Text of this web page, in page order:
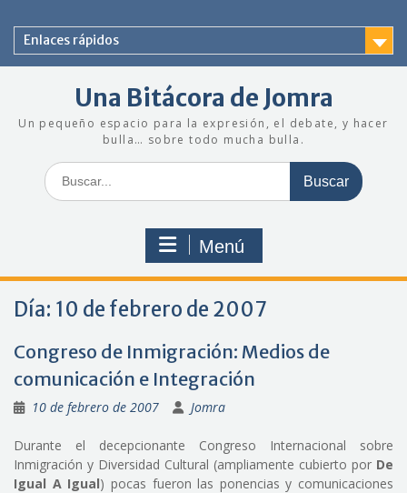
contenido
Enlaces rápidos
Una Bitácora de Jomra
Un pequeño espacio para la expresión, el debate, y hacer
bulla… sobre todo mucha bulla.
Buscar:
Menú
Día: 10 de febrero de 2007
Congreso de Inmigración: Medios de
comunicación e Integración
10 de febrero de 2007 Jomra
Durante el decepcionante Congreso Internacional sobre
Inmigración y Diversidad Cultural (ampliamente cubierto por De
Igual A Igual) pocas fueron las ponencias y comunicaciones